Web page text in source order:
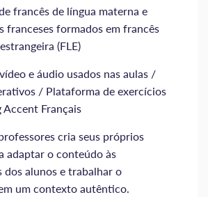
francês de língua materna e
franceses formados em francês
(FLE)
e áudio usados nas aulas /
/ Plataforma de exercícios
Français
cria seus próprios
adaptar o conteúdo às
dos alunos e trabalhar o
um contexto autêntico.